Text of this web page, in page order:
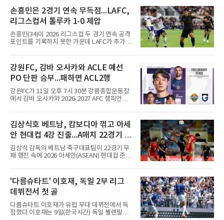
데다 7회 6실점이 겹쳐 0-8로 졌다.샌디에이고
파드리스 송성문은 휴스턴 애스트로스와의 홈경
기에 결장했다. 샌디에이고는 3-2로 이겼다.
손흥민은 2경기 연속 무득점...LAFC,
리그스컵서 톨루카 1-0 제압
손흥민(34)이 2026 리그스컵 두 경기 연속 공격
포인트를 기록하지 못한 가운데 LAFC가 추가시
간) 미국 로스앤젤레스 BMO 스타디움에서 열린
멕시코 리가 MX 톨루카와의 조별리그 2차전에
최전방 공격수로 선발 출전했으나 슈팅 없이 후
반 23분 주드 테리와 교체됐다. 북중미 월드컵
이후 MLS 4경기 연속 골을 넣었던 그는 지난 6
일 치바스 과달라하라전에 이어 침묵했다.전반
1분 다비드 마르티네스가 얻은 페널티킥은 비디
이컵 샤펠버그의 크로스가 걷혀 나오자 에디 세
구라가 페널티아크 왼쪽에서 오
강원FC, 감바 오사카와 ACLE 예선
PO 단판 승부...패하면 ACL2행
강원FC가 11일 오후 7시 30분 강릉종합운동장
에서 감바 오사카와 2026-2027 AFC 챔피언스
승자는 ACLE 본선에 오르고 패자는 2부 격 대회
인 AFC 챔피언스리그2(ACL2)로 향한다. 강원은
2024시즌 K리그1 준우승 자격으로 나선 지난 시
즌 ACLE에서 창단 첫 아시아 무대를 경험하며
16강에 진출했고, 2025시즌 리그 5위로 이번 출
전권을 얻었다.감바 오사카는 2025-2026시즌
ACL2 결승에서 크리스티아누 호날두의 소속팀
기세도 좋다.최근 리그 2연패로 상승세가 끊긴
강원은 이번 승리로 반등을 노린다. 김대
김상식호 베트남, 캄보디아 꺾고 아세
안 현대컵 4강 진출...A매치 22경기 무
패 질주
김상식 감독의 베트남 축구대표팀이 22경기 무
패 행진 속에 2026 아세안(ASEAN) 현대컵 준결
딘 국립경기장에서 열린 캄보디아와의 조별리그
A조 4차전에서 응우옌 딘 박의 2골과 상대 자책
골을 묶어 3-1로 이겼다. 3승 1무 승점 10으로
싱가포르(승점 8)를 제치고 조 1위를 차지했고,
A매치 연속 무패는 22경기(19승 3무)로 늘렸다.
종전 자국 기록은 18경기였다.2년마다 열리는
현대컵은 '동남아의 월드컵'으로 불리며, 스즈키
'다름슈타트' 이호재, 독일 2부 리그
데뷔전서 첫 골
다름슈타트 이호재가 유럽 무대 데뷔전에서 득
점했다.이호재는 9일(한국시간) 독일 뵐렌팔토